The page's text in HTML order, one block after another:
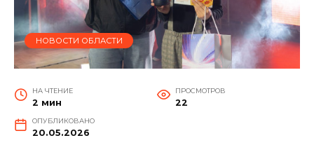
НОВОСТИ ОБЛАСТИ
НА ЧТЕНИЕ
2 мин
ПРОСМОТРОВ
22
ОПУБЛИКОВАНО
20.05.2026